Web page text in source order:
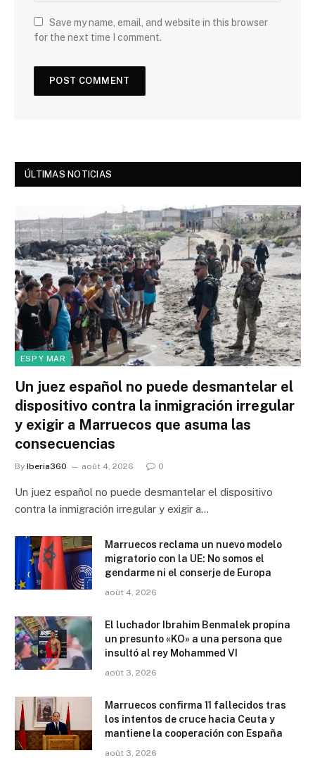
Save my name, email, and website in this browser
for the next time I comment.
ÚLTIMAS NOTICIAS
ESP Y MAR
Un juez español no puede desmantelar el
dispositivo contra la inmigración irregular
y exigir a Marruecos que asuma las
consecuencias
By Iberia360 août 4, 2026 0
Un juez español no puede desmantelar el dispositivo
contra la inmigración irregular y exigir a…
Marruecos reclama un nuevo modelo
migratorio con la UE: No somos el
gendarme ni el conserje de Europa
août 4, 2026
El luchador Ibrahim Benmalek propina
un presunto «KO» a una persona que
insultó al rey Mohammed VI
août 3, 2026
Marruecos confirma 11 fallecidos tras
los intentos de cruce hacia Ceuta y
mantiene la cooperación con España
août 3, 2026